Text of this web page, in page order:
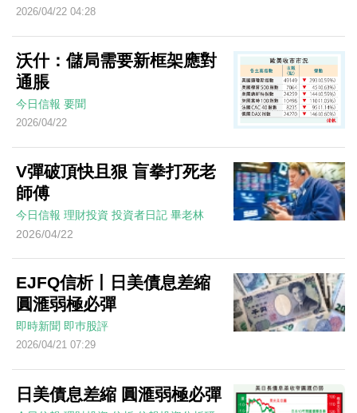
2026/04/22 04:28
沃什：儲局需要新框架應對
通脹
今日信報 要聞
2026/04/22
V彈破頂快且狠 盲拳打死老
師傅
今日信報 理財投資 投資者日記 畢老林
2026/04/22
EJFQ信析丨日美債息差縮
圓滙弱極必彈
即時新聞 即巿股評
2026/04/21 07:29
日美債息差縮 圓滙弱極必彈